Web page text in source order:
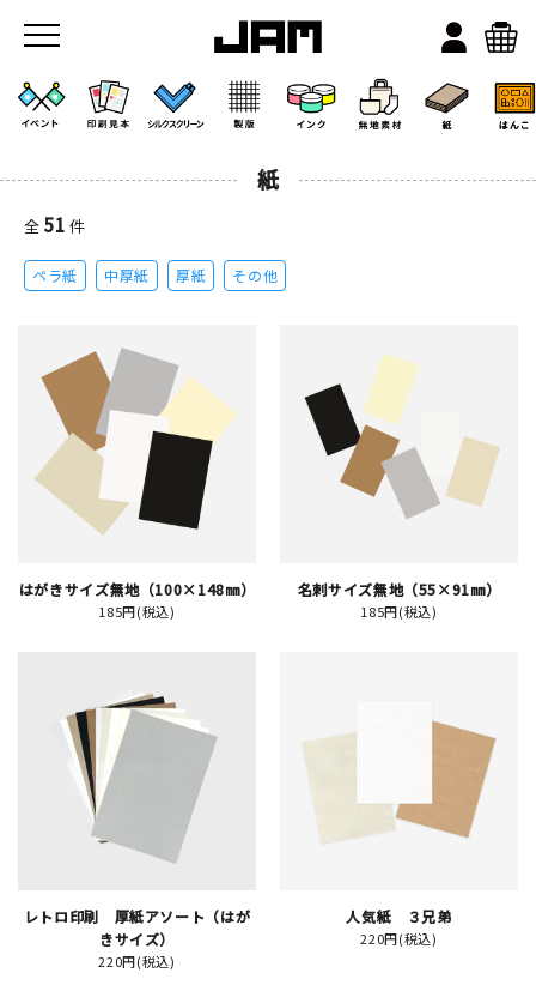
お店/ワークスペース
イベント
シルクスクリーン
無地素材
雑貨
紙
全51 件
ペラ紙 中厚紙 厚紙 その他
はがきサイズ無地（100×148㎜）
185円(税込)
名刺サイズ無地（55×91㎜）
185円(税込)
レトロ印刷 厚紙アソート（はが
きサイズ）
220円(税込)
人気紙 ３兄弟
220円(税込)